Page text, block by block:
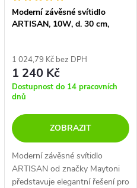
Moderní závěsné svítidlo
ARTISAN, 10W, d. 30 cm,
1 024,79 Kč bez DPH
1 240 Kč
Dostupnost do 14 pracovních
dnů
ZOBRAZIT
Moderní závěsné svítidlo
ARTISAN od značky Maytoni
představuje elegantní řešení pro